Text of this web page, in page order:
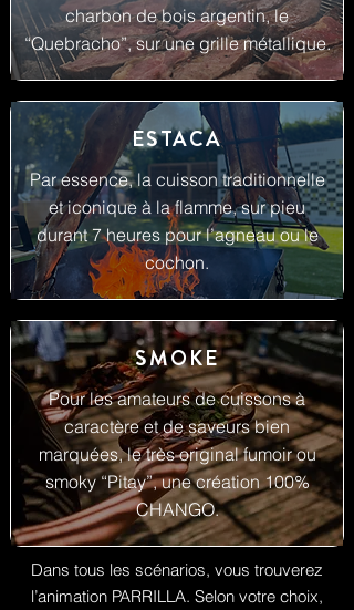
charbon de bois argentin, le
“Quebracho”, sur une grille métallique.
ESTACA
Par essence, la cuisson traditionnelle
et iconique à la flamme, sur pieu
durant 7 heures pour l’agneau ou le
cochon.
SMOKE
Pour les amateurs de cuissons à
caractère et de saveurs bien
marquées, le très original fumoir ou
smoky “Pitay”, une création 100%
CHANGO.
Dans tous les scénarios, vous trouverez
l’animation PARRILLA. Selon votre choix,